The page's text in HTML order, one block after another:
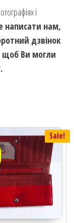
і
написати нам,
дзвінок
щоб Ви могли
Sale!